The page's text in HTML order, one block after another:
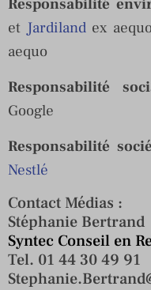
et Jardilandex
aequo
Responsabilité
Google
Responsabilité
Nestlé
Contact Médias :
Stéphanie Bertrand
Syntec Conseil en
Tel. 01 44 30 49 91